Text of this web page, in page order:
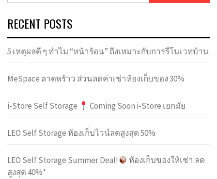
RECENT POSTS
5 เหตุผลดี ๆ ทำไม “หน้าร้อน” ถึงเหมาะกับการรีโนเวทบ้าน
MeSpace ลาดพร้าว ส่วนลดค่าเช่าห้องเก็บของ 30%
i-Store Self Storage Coming Soon i-Store เอกมัย
LEO Self Storage ห้องเก็บไวน์ลดสูงสุด 50%
LEO Self Storage Summer Deal!
ห้องเก็บของให้เช่า ลด
สูงสุด 40%*